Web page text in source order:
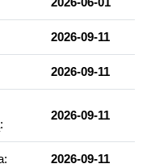
sygnałów
specjalności)
specjalności)
praca w zespole, w
z jednoczesnym
2026-09-11
2026-09-11
2026-09-11
2026-09-11